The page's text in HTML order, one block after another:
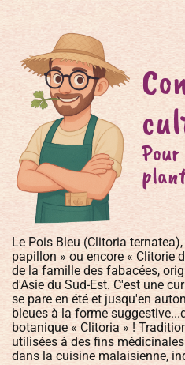
Le Pois Bleu (Clitoria
papillon » ou encore « Clitorie
de la famille des fabacées,
d'Asie du Sud-Est. C'est une
se pare en été et jusqu'en
bleues à la forme
botanique « Clitoria » !
utilisées à des fins
dans la cuisine malaisienne,